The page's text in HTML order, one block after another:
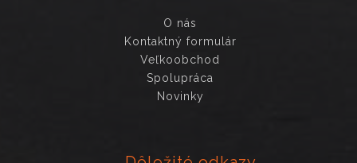
O nás
Kontaktný formulár
Veľkoobchod
Spolupráca
Novinky